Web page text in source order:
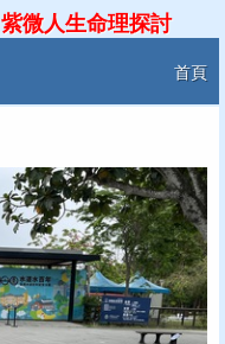
紫微人生命理探討
首頁